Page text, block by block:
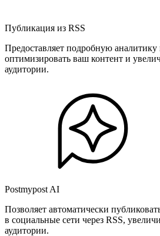
Публикация из RSS
Предоставляет подробную аналитику
оптимизировать ваш контент и
аудитории.
Postmypost AI
Позволяет автоматически
в социальные сети через RSS,
аудитории.